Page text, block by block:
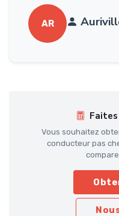
AR
Vous souhaitez
conducteur pas